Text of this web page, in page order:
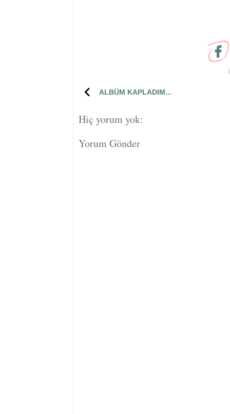
ALBÜM KAPLADIM...
Hiç yorum yok:
Yorum Gönder